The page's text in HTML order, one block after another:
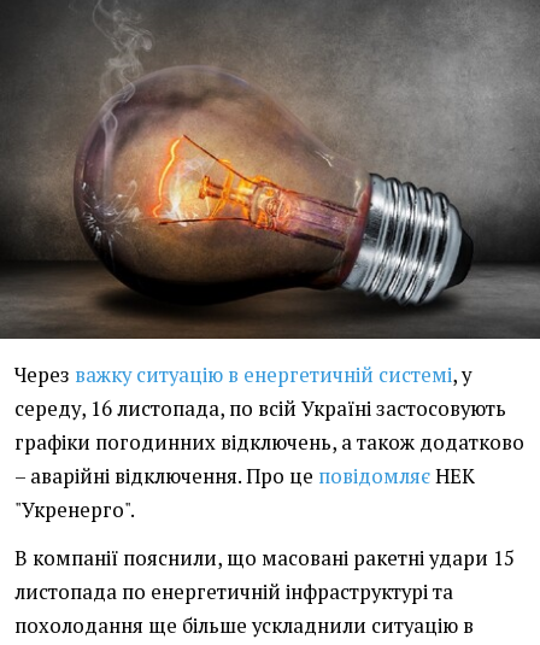
Через важку ситуацію в енергетичній системі, у
середу, 16 листопада, по всій Україні застосовують
графіки погодинних відключень, а також додатково
– аварійні відключення. Про це повідомляєНЕК
"Укренерго".
В компанії пояснили, що масовані ракетні удари 15
листопада по енергетичній інфраструктурі та
похолодання ще більше ускладнили ситуацію в